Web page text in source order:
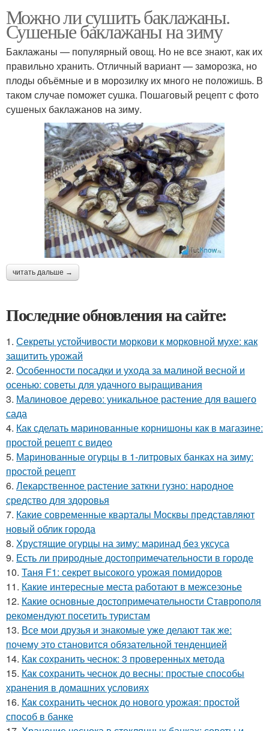
Можно ли сушить баклажаны.
Сушеные баклажаны на зиму
Баклажаны — популярный овощ. Но не все знают, как их
правильно хранить. Отличный вариант — заморозка, но
плоды объёмные и в морозилку их много не положишь. В
таком случае поможет сушка. Пошаговый рецепт с фото
сушеных баклажанов на зиму.
читать дальше →
Последние обновления на сайте:
1. Секреты устойчивости моркови к морковной мухе: как
защитить урожай
2. Особенности посадки и ухода за малиной весной и
осенью: советы для удачного выращивания
3. Малиновое дерево: уникальное растение для вашего
сада
4. Как сделать маринованные корнишоны как в магазине:
простой рецепт с видео
5. Маринованные огурцы в 1-литровых банках на зиму:
простой рецепт
6. Лекарственное растение заткни гузно: народное
средство для здоровья
7. Какие современные кварталы Москвы представляют
новый облик города
8. Хрустящие огурцы на зиму: маринад без уксуса
9. Есть ли природные достопримечательности в городе
10. Таня F1: секрет высокого урожая помидоров
11. Какие интересные места работают в межсезонье
12. Какие основные достопримечательности Ставрополя
рекомендуют посетить туристам
13. Все мои друзья и знакомые уже делают так же:
почему это становится обязательной тенденцией
14. Как сохранить чеснок: 3 проверенных метода
15. Как сохранить чеснок до весны: простые способы
хранения в домашних условиях
16. Как сохранить чеснок до нового урожая: простой
способ в банке